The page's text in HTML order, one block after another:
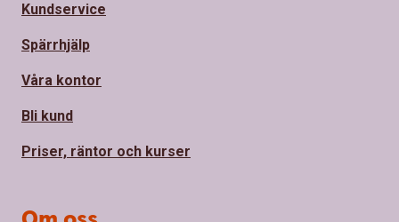
Kundservice
Spärrhjälp
Våra kontor
Bli kund
Priser, räntor och kurser